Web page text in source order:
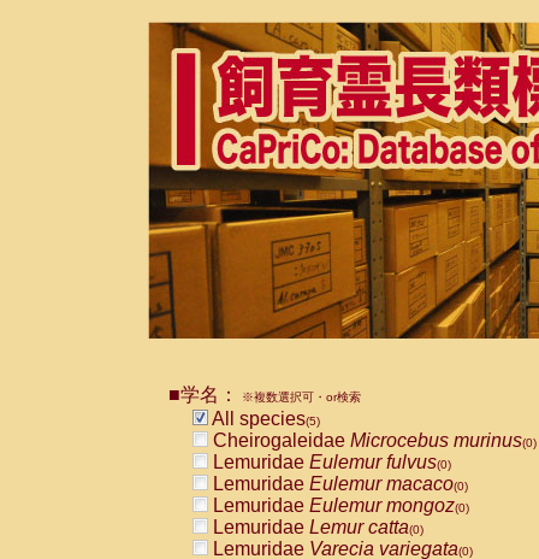
■学名： ※複数選択可・or検索
All species(5)
Cheirogaleidae Microcebus murinus(0)
Lemuridae Eulemur fulvus(0)
Lemuridae Eulemur macaco(0)
Lemuridae Eulemur mongoz(0)
Lemuridae Lemur catta(0)
Lemuridae Varecia variegata(0)